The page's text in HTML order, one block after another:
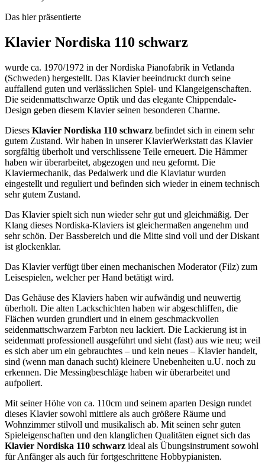
Das hier präsentierte
Klavier Nordiska 110 schwarz
wurde ca. 1970/1972 in der Nordiska Pianofabrik in Vetlanda
(Schweden) hergestellt. Das Klavier beeindruckt durch seine
auffallend guten und verlässlichen Spiel- und Klangeigenschaften.
Die seidenmattschwarze Optik und das elegante Chippendale-
Design geben diesem Klavier seinen besonderen Charme.
Dieses Klavier Nordiska 110 schwarz befindet sich in einem sehr
gutem Zustand. Wir haben in unserer KlavierWerkstatt das Klavier
sorgfältig überholt und verschlissene Teile erneuert. Die Hämmer
haben wir überarbeitet, abgezogen und neu geformt. Die
Klaviermechanik, das Pedalwerk und die Klaviatur wurden
eingestellt und reguliert und befinden sich wieder in einem technisch
sehr gutem Zustand.
Das Klavier spielt sich nun wieder sehr gut und gleichmäßig. Der
Klang dieses Nordiska-Klaviers ist gleichermaßen angenehm und
sehr schön. Der Bassbereich und die Mitte sind voll und der Diskant
ist glockenklar.
Das Klavier verfügt über einen mechanischen Moderator (Filz) zum
Leisespielen, welcher per Hand betätigt wird.
Das Gehäuse des Klaviers haben wir aufwändig und neuwertig
überholt. Die alten Lackschichten haben wir abgeschliffen, die
Flächen wurden grundiert und in einem geschmackvollen
seidenmattschwarzem Farbton neu lackiert. Die Lackierung ist in
seidenmatt professionell ausgeführt und sieht (fast) aus wie neu; weil
es sich aber um ein gebrauchtes – und kein neues – Klavier handelt,
sind (wenn man danach sucht) kleinere Unebenheiten u.U. noch zu
erkennen. Die Messingbeschläge haben wir überarbeitet und
aufpoliert.
Mit seiner Höhe von ca. 110cm und seinem aparten Design rundet
dieses Klavier sowohl mittlere als auch größere Räume und
Wohnzimmer stilvoll und musikalisch ab. Mit seinen sehr guten
Spieleigenschaften und den klanglichen Qualitäten eignet sich das
Klavier Nordiska 110 schwarz ideal als Übungsinstrument sowohl
für Anfänger als auch für fortgeschrittene Hobbypianisten.